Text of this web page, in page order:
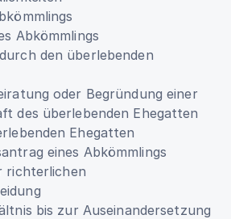
Abkömmlings
den überlebenden
oder Begründung einer
des überlebenden Ehegatten
Ehegatten
eines Abkömmlings
richterlichen
bis zur Auseinandersetzung